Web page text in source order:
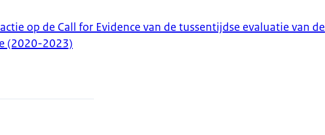
op de Call for Evidence van de tussentijdse evaluatie van de
(2020-2023)